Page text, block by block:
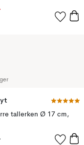
tallerken Ø 17 cm,